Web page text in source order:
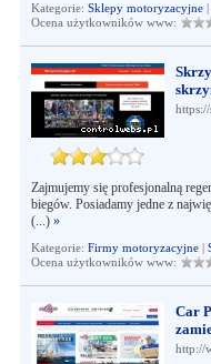
Kategorie: Sklepy motoryzacyjne|
Ocena użytkowników www:
Zajmujemy się profesjonalną
biegów. Posiadamy jedne z
(...) »
Kategorie: Firmy motoryzacyjne|
Ocena użytkowników www:
Car
http://